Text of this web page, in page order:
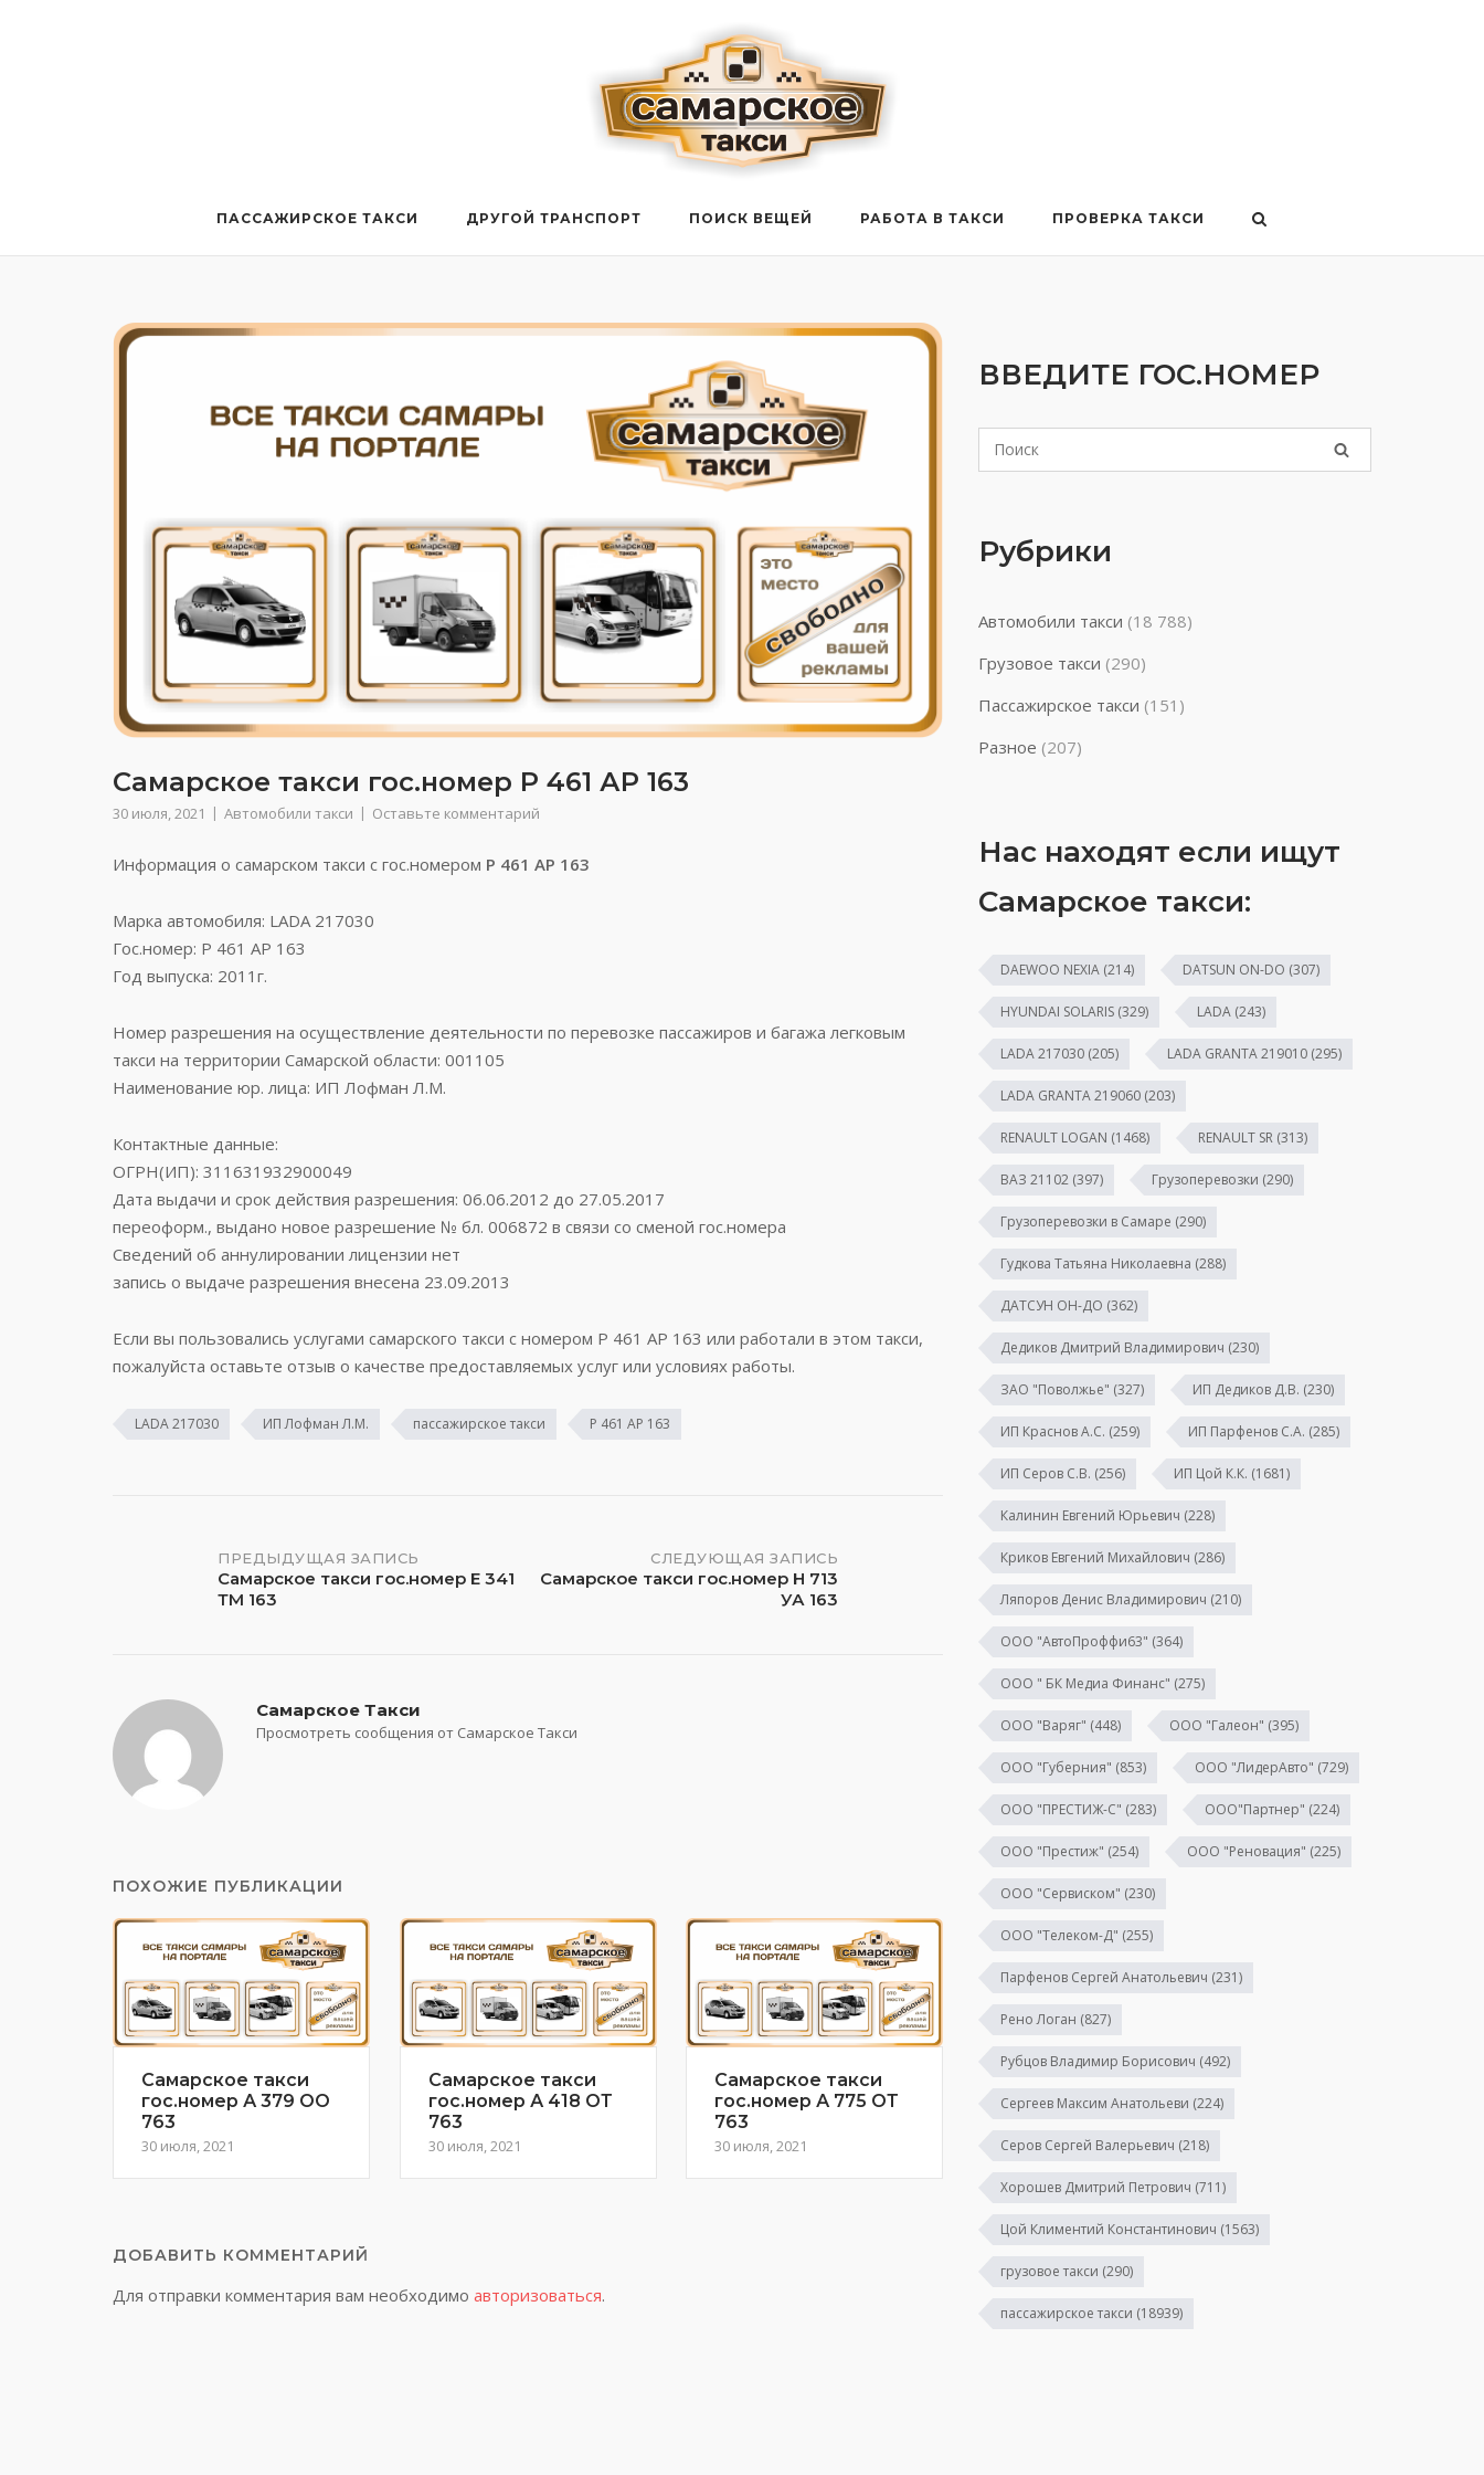
ПАССАЖИРСКОЕ ТАКСИ ДРУГОЙ ТРАНСПОРТ ПОИСК ВЕЩЕЙ РАБОТА В ТАКСИ ПРОВЕРКА ТАКСИ
Самарское такси гос.номер Р 461 АР 163
30 июля, 2021 Автомобили такси Оставьте комментарий
Информация о самарском такси с гос.номером Р 461 АР 163
Марка автомобиля: LADA 217030
Гос.номер: Р 461 АР 163
Год выпуска: 2011г.
Номер разрешения на осуществление деятельности по перевозке пассажиров и багажа легковым
такси на территории Самарской области: 001105
Наименование юр. лица: ИП Лофман Л.М.
Контактные данные:
ОГРН(ИП): 311631932900049
Дата выдачи и срок действия разрешения: 06.06.2012 до 27.05.2017
переоформ., выдано новое разрешение № бл. 006872 в связи со сменой гос.номера
Сведений об аннулировании лицензии нет
запись о выдаче разрешения внесена 23.09.2013
Если вы пользовались услугами самарского такси с номером Р 461 АР 163 или работали в этом такси,
пожалуйста оставьте отзыв о качестве предоставляемых услуг или условиях работы.
LADA 217030 ИП Лофман Л.М. пассажирское такси Р 461 АР 163
НавигацияПРЕДЫДУЩАЯ ЗАПИСЬ
Самарское такси гос.номер Е 341
ТМ 163
СЛЕДУЮЩАЯ ЗАПИСЬ
Самарское такси гос.номер Н 713
УА 163
Самарское Такси
Просмотреть сообщения от Самарское Такси
ПОХОЖИЕ ПУБЛИКАЦИИ
Самарское такси
гос.номер А 379 ОО
763
30 июля, 2021
Самарское такси
гос.номер А 418 ОТ
763
30 июля, 2021
Самарское такси
гос.номер А 775 ОТ
763
30 июля, 2021
ДОБАВИТЬ КОММЕНТАРИЙ
Для отправки комментария вам необходимо авторизоваться.
ВВЕДИТЕ ГОС.НОМЕР
Рубрики
Автомобили такси (18 788)
Грузовое такси (290)
Пассажирское такси (151)
Разное (207)
Нас находят если ищут
Самарское такси:
DAEWOO NEXIA(214) DATSUN ON-DO (307)
HYUNDAI SOLARIS(329) LADA(243)
LADA 217030(205) LADA GRANTA 219010(295)
LADA GRANTA 219060(203)
RENAULT LOGAN (1468) RENAULT SR(313)
ВАЗ 21102(397) Грузоперевозки (290)
Грузоперевозки в Самаре (290)
Гудкова Татьяна Николаевна (288)
ДАТСУН ОН-ДО (362)
Дедиков Дмитрий Владимирович (230)
ЗАО "Поволжье" (327) ИП Дедиков Д.В. (230)
ИП Краснов А.С. (259) ИП Парфенов С.А. (285)
ИП Серов С.В. (256) ИП Цой К.К. (1681)
Калинин Евгений Юрьевич (228)
Криков Евгений Михайлович (286)
Ляпоров Денис Владимирович (210)
ООО "АвтоПроффи63" (364)
ООО " БК Медиа Финанс" (275)
ООО "Варяг" (448) ООО "Галеон" (395)
ООО "Губерния" (853) ООО "ЛидерАвто" (729)
ООО "ПРЕСТИЖ-С" (283) ООО"Партнер" (224)
ООО "Престиж" (254) ООО "Реновация" (225)
ООО "Сервиском" (230)
ООО "Телеком-Д" (255)
Парфенов Сергей Анатольевич (231)
Рено Логан (827)
Рубцов Владимир Борисович (492)
Сергеев Максим Анатольеви (224)
Серов Сергей Валерьевич (218)
Хорошев Дмитрий Петрович (711)
Цой Климентий Константинович (1563)
грузовое такси (290)
пассажирское такси (18939)